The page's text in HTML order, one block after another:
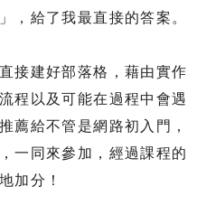
，給了我最直接的答案。
接建好部落格，藉由實作
程以及可能在過程中會遇
薦給不管是網路初入門，
一同來參加，經過課程的
加分！